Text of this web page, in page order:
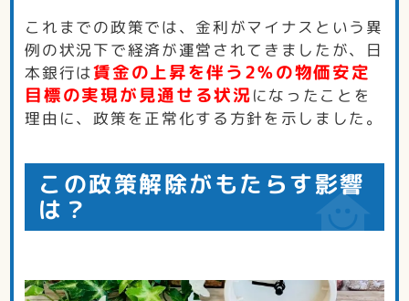
これまでの政策では、金利がマイナスという異
例の状況下で経済が運営されてきましたが、日
本銀行は賃金の上昇を伴う2％の物価安定
目標の実現が見通せる状況になったことを
理由に、政策を正常化する方針を示しました。
この政策解除がもたらす影響
は？